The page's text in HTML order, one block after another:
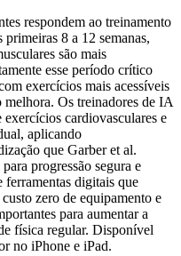
respondem ao treinamento
8 a 12 semanas,
são mais
esse período crítico
exercícios mais acessíveis
Os treinadores de IA
cardiovasculares e
aplicando
que Garber et al.
progressão segura e
digitais que
zero de equipamento e
para aumentar a
física regular. Disponível
no iPhone e iPad.